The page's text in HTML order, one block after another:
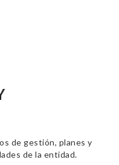
de gestión, planes y
de la entidad.